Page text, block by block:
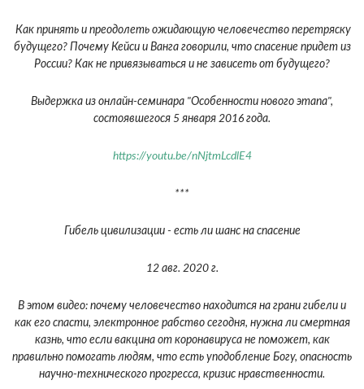
Как принять и преодолеть ожидающую человечество перетряску
будущего? Почему Кейси и Ванга говорили, что спасение придет из
России? Как не привязываться и не зависеть от будущего?
Выдержка из онлайн-семинара "Особенности нового этапа",
состоявшегося 5 января 2016 года.
https://youtu.be/nNjtmLcdlE4
***
Гибель цивилизации - есть ли шанс на спасение
12 авг. 2020 г.
В этом видео: почему человечество находится на грани гибели и
как его спасти, электронное рабство сегодня, нужна ли смертная
казнь, что если вакцина от коронавируса не поможет, как
правильно помогать людям, что есть уподобление Богу, опасность
научно-технического прогресса, кризис нравственности.